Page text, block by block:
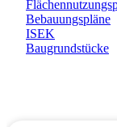
Bebauungspläne
ISEK
Baugrundstücke